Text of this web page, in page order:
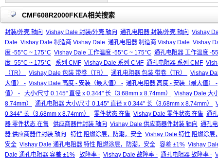
CMF608R2000FKEA相关搜索
封装/外壳 轴向 Vishay Dale 封装/外壳 轴向 通孔电阻器 封装/外壳 轴向 Vishay
Dale Vishay Dale 制造商 Vishay Dale 通孔电阻器 制造商 Vishay Dale Vishay
度 -55°C ~ 175°C Vishay Dale 工作温度 -55°C ~ 175°C 通孔电阻器 工作温度 -
度 -55°C ~ 175°C
系列 CMF Vishay Dale 系列 CMF 通孔电阻器 系列 CMF
（TR）
Vishay Dale 包装 带卷（TR） 通孔电阻器 包装 带卷（TR）
Vishay
大值） - Vishay Dale 高度 - 安装（最大值） - 通孔电阻器 高度 - 安装（最大值） -
值） -
大小/尺寸 0.145" 直径 x 0.344" 长（3.68mm x 8.74mm）
Vishay Dale 大
8.74mm）
通孔电阻器 大小/尺寸 0.145" 直径 x 0.344" 长（3.68mm x 8.74mm）
0.344" 长（3.68mm x 8.74mm）
零件状态 在售 Vishay Dale 零件状态 在售 通
器 零件状态 在售
供应商器件封装 轴向 Vishay Dale 供应商器件封装 轴向 通孔
器 供应商器件封装 轴向
特性 阻燃涂层，防潮，安全 Vishay Dale 特性 阻燃涂层
安全 Vishay Dale 通孔电阻器 特性 阻燃涂层，防潮，安全 容差 ±1% Vishay
Dale 通孔电阻器 容差 ±1%
故障率 - Vishay Dale 故障率 - 通孔电阻器 故障率 -